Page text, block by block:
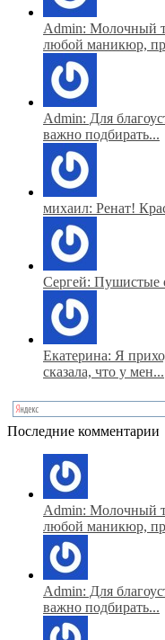
Admin: Молочный
любой маникюр,
Admin: Для
важно подбирать...
михаил: Ренат!
Сергей: Пушистые
Екатерина: Я
сказала, что у мен...
Последние комментарии
Admin: Молочный
любой маникюр,
Admin: Для
важно подбирать...